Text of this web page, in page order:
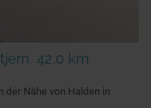
42,0 km
der Nähe von Halden in